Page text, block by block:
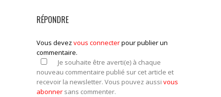
RÉPONDRE
Vous devez vous connecterpour publier un
commentaire.
Je souhaite être averti(e) à chaque
nouveau commentaire publié sur cet article et
recevoir la newsletter. Vous pouvez aussi vous
abonner sans commenter.